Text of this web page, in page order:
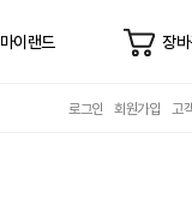
마이랜드 장
로그인 회원가입 고